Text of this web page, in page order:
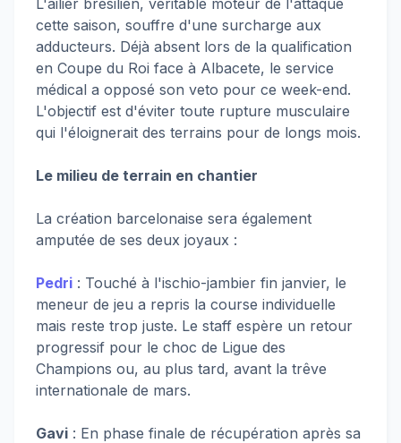
cette saison, souffre d'une surcharge aux
adducteurs. Déjà absent lors de la qualification
en Coupe du Roi face à Albacete, le service
médical a opposé son veto pour ce week-end.
L'objectif est d'éviter toute rupture musculaire
qui l'éloignerait des terrains pour de longs mois.
Le milieu de terrain en chantier
La création barcelonaise sera également
amputée de ses deux joyaux :
Pedri : Touché à l'ischio-jambier fin janvier, le
meneur de jeu a repris la course individuelle
mais reste trop juste. Le staff espère un retour
progressif pour le choc de Ligue des
Champions ou, au plus tard, avant la trêve
internationale de mars.
Gavi : En phase finale de récupération après sa